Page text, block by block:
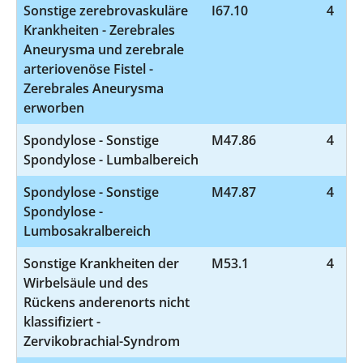
Sonstige zerebrovaskuläre
Krankheiten - Zerebrales
Aneurysma und zerebrale
arteriovenöse Fistel -
Zerebrales Aneurysma
erworben
I67.10 4
Spondylose - Sonstige
Spondylose - Lumbalbereich
M47.86 4
Spondylose - Sonstige
Spondylose -
Lumbosakralbereich
M47.87 4
Sonstige Krankheiten der
Wirbelsäule und des
Rückens anderenorts nicht
klassifiziert -
Zervikobrachial-Syndrom
M53.1 4